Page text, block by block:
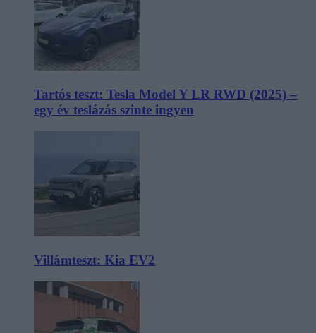
Tartós teszt: Tesla Model Y LR RWD (2025) –
egy év teslázás szinte ingyen
Villámteszt: Kia EV2